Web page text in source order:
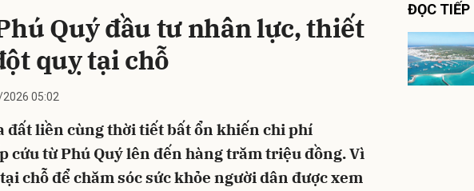
Quý đầu tư nhân lực, thiết
quỵ tại chỗ
05:02
đất liền cùng thời tiết bất ổn khiến chi phí
cứu từ Phú Quý lên đến hàng trăm triệu đồng. Vì
chỗ để chăm sóc sức khỏe người dân được xem
ĐỌC TIẾP